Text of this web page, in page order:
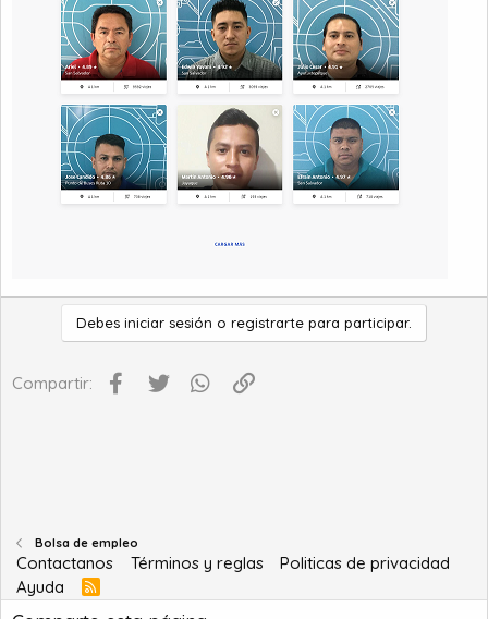
Debes iniciar sesión o registrarte para participar.
Compartir: Facebook
Twitter WhatsApp
Bolsa de empleo
Contactanos Términos y reglas
Politicas de privacidad
Ayuda
R
S